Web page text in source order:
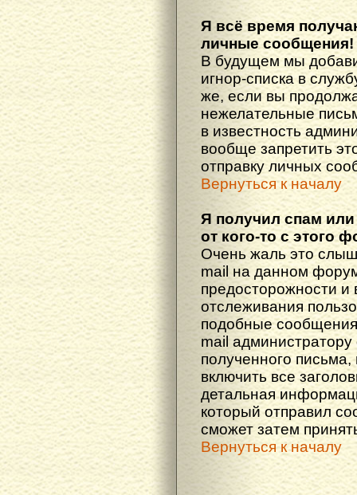
Я всё время
личные сообщения!
В будущем мы
игнор-списка в
же, если вы
нежелательные
в известность
вообще запретить
отправку личных
Вернуться к началу
Я получил спам
от кого-то с этого
Очень жаль это
mail на данном
предосторожности и
отслеживания
подобные
mail
полученного
включить все
детальная
который отправил
сможет затем
Вернуться к началу